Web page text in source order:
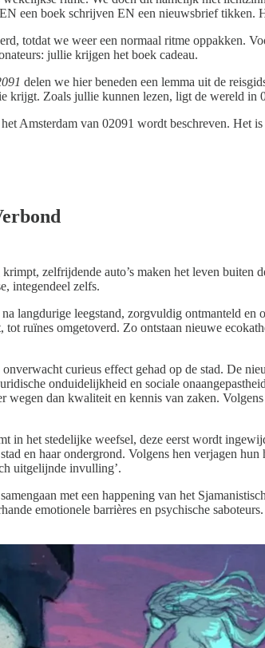
een boek schrijven EN een nieuwsbrief tikken.
totdat we weer een normaal ritme oppakken.
jullie krijgen het boek cadeau.
delen we hier beneden een lemma uit de
krijgt. Zoals jullie kunnen lezen, ligt de wereld
Amsterdam van 02091 wordt beschreven. Het
zelfrijdende auto’s maken het leven buiten
integendeel zelfs.
langdurige leegstand, zorgvuldig ontmanteld
ruïnes omgetoverd. Zo ontstaan nieuwe
curieus effect gehad op de stad. De
onduidelijkheid en sociale
dan kwaliteit en kennis van zaken.
in het stedelijke weefsel, deze eerst wordt
en haar ondergrond. Volgens hen verjagen
uitgelijnde invulling’.
met een happening van het
emotionele barrières en psychische